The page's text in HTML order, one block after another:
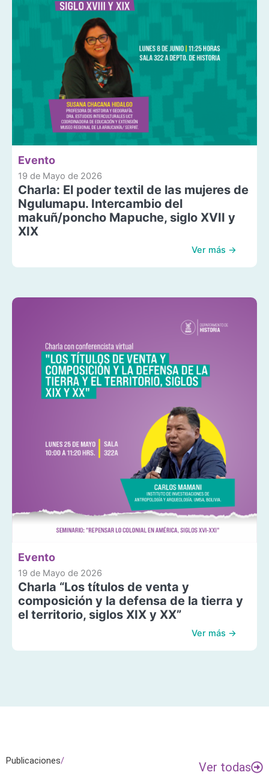
Evento
19 de Mayo de 2026
Charla: El poder textil de las mujeres de
Ngulumapu. Intercambio del
makuñ/poncho Mapuche, siglo XVII y
XIX
Ver más →
Evento
19 de Mayo de 2026
Charla “Los títulos de venta y
composición y la defensa de la tierra y
el territorio, siglos XIX y XX”
Ver más →
Publicaciones/ Ver todas